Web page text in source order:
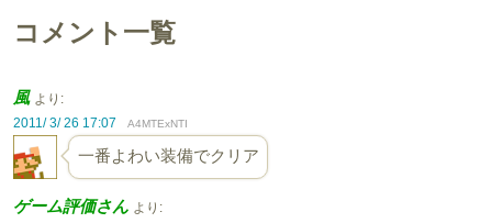
コメント一覧
風 より:
2011/ 3/ 26 17:07
A4MTExNTI
一番よわい装備でクリア
ゲーム評価さん より: